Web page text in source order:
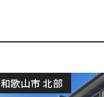
和歌山市 北部